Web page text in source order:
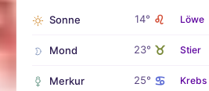
Sonne 14° ♌ Löwe
Mond 23° ♉ Stier
Merkur 25° ♋ Krebs